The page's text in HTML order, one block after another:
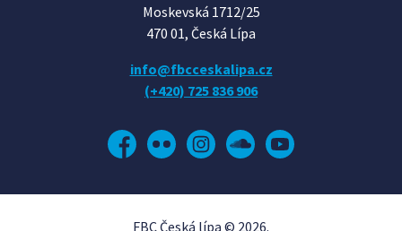
Moskevská 1712/25
470 01, Česká Lípa
info@fbcceskalipa.cz
(+420) 725 836 906
Facebook
Flickr InstagramSoundcloud
YouTube
FBC Česká lípa © 2026.